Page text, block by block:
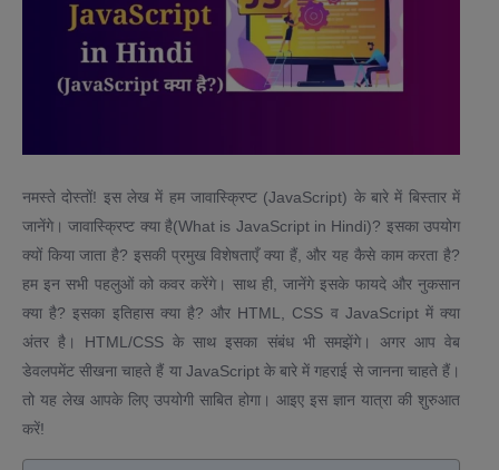
नमस्ते दोस्तों! इस लेख में हम जावास्क्रिप्ट (JavaScript) के बारे में बिस्तार में
जानेंगे। जावास्क्रिप्ट क्या है(What is JavaScript in Hindi)? इसका उपयोग
क्यों किया जाता है? इसकी प्रमुख विशेषताएँ क्या हैं, और यह कैसे काम करता है?
हम इन सभी पहलुओं को कवर करेंगे। साथ ही, जानेंगे इसके फायदे और नुकसान
क्या है? इसका इतिहास क्या है? और HTML, CSS व JavaScript में क्या
अंतर है। HTML/CSS के साथ इसका संबंध भी समझेंगे। अगर आप वेब
डेवलपमेंट सीखना चाहते हैं या JavaScript के बारे में गहराई से जानना चाहते हैं।
तो यह लेख आपके लिए उपयोगी साबित होगा। आइए इस ज्ञान यात्रा की शुरुआत
करें!